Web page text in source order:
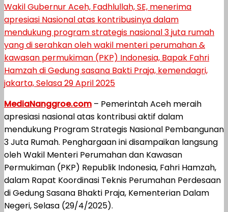
Wakil Gubernur Aceh, Fadhlullah, SE, menerima
apresiasi Nasional atas kontribusinya dalam
mendukung program strategis nasional 3 juta rumah
yang di serahkan oleh wakil menteri perumahan &
kawasan permukiman (PKP) Indonesia, Bapak Fahri
Hamzah di Gedung sasana Bakti Praja, kemendagri,
jakarta, Selasa 29 April 2025
MediaNanggroe.com – Pemerintah Aceh meraih
apresiasi nasional atas kontribusi aktif dalam
mendukung Program Strategis Nasional Pembangunan
3 Juta Rumah. Penghargaan ini disampaikan langsung
oleh Wakil Menteri Perumahan dan Kawasan
Permukiman (PKP) Republik Indonesia, Fahri Hamzah,
dalam Rapat Koordinasi Teknis Perumahan Perdesaan
di Gedung Sasana Bhakti Praja, Kementerian Dalam
Negeri, Selasa (29/4/2025).